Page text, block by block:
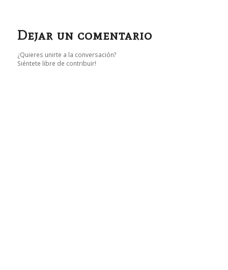
Dejar un comentario
¿Quieres unirte a la conversación?
Siéntete libre de contribuir!